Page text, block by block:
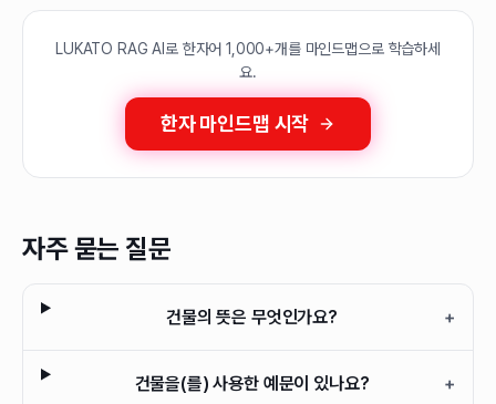
LUKATO RAG AI로 한자어 1,000+개를 마인드맵으로 학습하세
요.
한자 마인드맵 시작
자주 묻는 질문
건물의 뜻은 무엇인가요? +
건물을(를) 사용한 예문이 있나요? +